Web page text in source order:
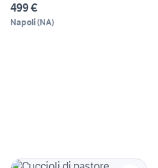
499 €
Napoli(NA)